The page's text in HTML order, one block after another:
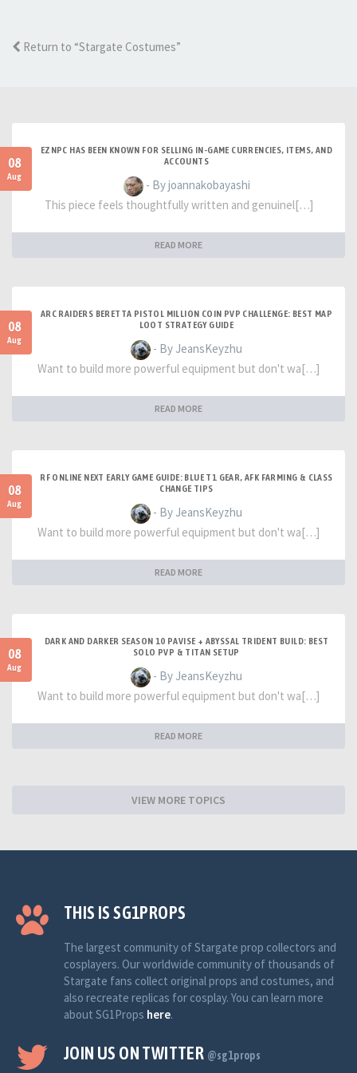
Return to “Stargate Costumes”
08
Aug
EZNPC HAS BEEN KNOWN FOR SELLING IN-GAME CURRENCIES, ITEMS, AND
ACCOUNTS
- By joannakobayashi
This piece feels thoughtfully written and genuinel[…]
READ MORE
08
Aug
ARC RAIDERS BERETTA PISTOL MILLION COIN PVP CHALLENGE: BEST MAP
LOOT STRATEGY GUIDE
- By JeansKeyzhu
Want to build more powerful equipment but don't wa[…]
READ MORE
08
Aug
RF ONLINE NEXT EARLY GAME GUIDE: BLUE T1 GEAR, AFK FARMING & CLASS
CHANGE TIPS
- By JeansKeyzhu
Want to build more powerful equipment but don't wa[…]
READ MORE
08
Aug
DARK AND DARKER SEASON 10 PAVISE + ABYSSAL TRIDENT BUILD: BEST
SOLO PVP & TITAN SETUP
- By JeansKeyzhu
Want to build more powerful equipment but don't wa[…]
READ MORE
VIEW MORE TOPICS
THIS IS SG1PROPS
The largest community of Stargate prop collectors and
cosplayers. Our worldwide community of thousands of
Stargate fans collect original props and costumes, and
also recreate replicas for cosplay. You can learn more
about SG1Props here.
JOIN US ON TWITTER @sg1props